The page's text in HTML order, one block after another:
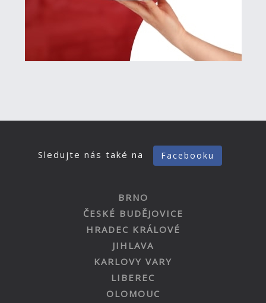
Sledujte nás také na Facebooku
BRNO
ČESKÉ BUDĚJOVICE
HRADEC KRÁLOVÉ
JIHLAVA
KARLOVY VARY
LIBEREC
OLOMOUC